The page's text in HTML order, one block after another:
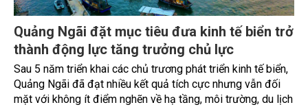
Quảng Ngãi đặt mục tiêu đưa kinh tế biển trở
thành động lực tăng trưởng chủ lực
Sau 5 năm triển khai các chủ trương phát triển kinh tế biển,
Quảng Ngãi đã đạt nhiều kết quả tích cực nhưng vẫn đối
mặt với không ít điểm nghẽn về hạ tầng, môi trường, du lịch